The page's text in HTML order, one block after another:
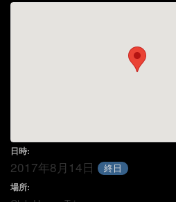
日時:
2017年8月14日 終日
場所: